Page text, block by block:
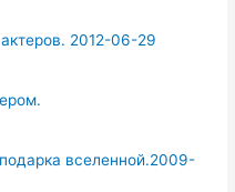
2012-06-29
вселенной.2009-